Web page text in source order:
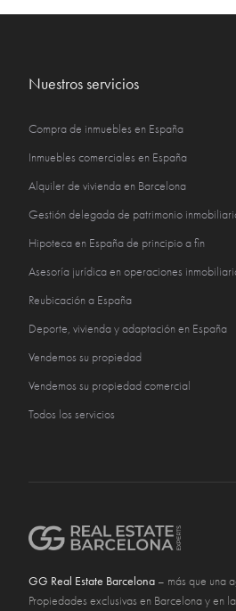
Nuestros servicios
Compra de inmuebles en España
Inmuebles comerciales en España
Alquiler de vivienda en Barcelona
Gestión delegada de patrimonio
Hipoteca en España de principio a fin
Asesoría jurídica en operaciones
Reubicación a España
Deporte, vivienda y adaptación en España
Vendemos su propiedad
Vendemos su propiedad comercial
Todos los servicios
GG Real Estate Barcelona – más que una
Propiedades exclusivas en Barcelona y en